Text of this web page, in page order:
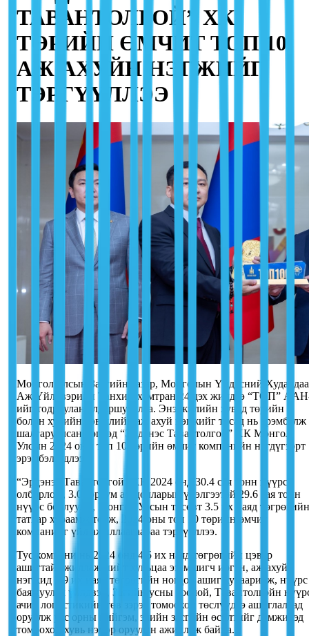
ТАВАНТОЛГОЙ” ХК
ТӨРИЙН ӨМЧИТ ТОП 10
АЖ АХУЙН НЭГЖИЙГ
ТЭРГҮҮЛЛЭЭ
Монгол Улсын Засгийн газар, Монголын Үндэсний Худалдаа
Аж Үйлдвэрийн Танхим хамтран 24 дэх жилдээ “ТОП”
ийг тодруулан алдаршууллаа. Энэ жилийн хувьд төрийн
болон хувийн хэвшлийн аж ахуй нэгжийг тусад нь эрэмбэлж
шалгаруулсан бөгөөд “Эрдэнэс Тавантолгой” ХК Монгол
Улсын 2024 оны топ 10 төрийн өмчит компанийн нэгдүгээрт
эрэмбэлэгдлээ.
“Эрдэнэс Тавантолгой” ХК 2024 онд 30.4 сая тонн нүүрс
олборлож, 3.0 тэрбум ам.долларын үнэлгээтэй 29.6 сая тонн
нүүрс борлуулж, Монгол Улсын төсөвт 3.5 их наяд төгрөгийн
татвар хураамж төлж, 2024 оны топ 10 төрийн өмчит
компанийг үйл ажиллаагаараа тэргүүллээ.
Тус компани нь 2024 онд 4.5 их наяд төгрөгийн цэвэр
ашигтай ажиллаж нийт хувьцаа эзэмшигч иргэн, аж ахуйн
нэгжид 3.9 их наяд төгрөгийн ногдол ашиг хуваарилж, нүүрс
баяжуулах үйлдвэр, Загийн усны хоолой, Тавантолгойн
ачих логистикийн төв зэрэг томоохон төслүүдээ ашиглалтад
оруулж улс орны нийгэм, эдийн засгийн өсөлтийг дэмжихэд
томоохон хувь нэмэр оруулан ажиллаж байна.